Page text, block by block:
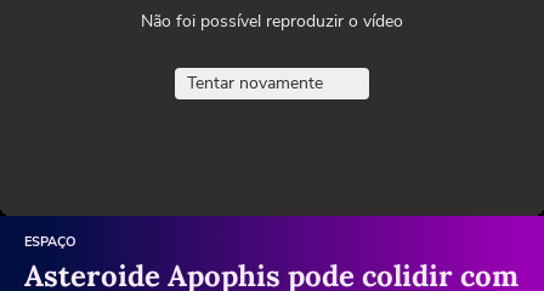
Não foi possível reproduzir o vídeo
Tentar novamente
ESPAÇO
Asteroide Apophis pode colidir com